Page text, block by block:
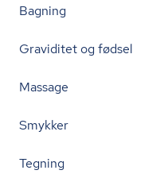
Bagning
Graviditet og fødsel
Massage
Smykker
Tegning